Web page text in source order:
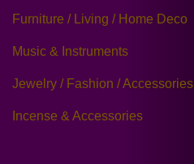
Furniture / Living / Home Deco
Music & Instruments
Jewelry / Fashion / Accessories
Incense & Accessories